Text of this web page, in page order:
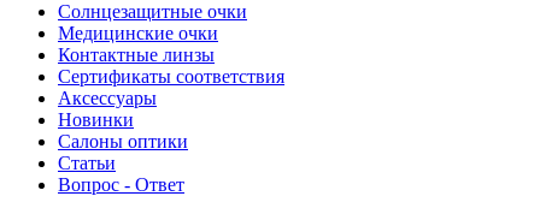
Солнцезащитные очки
Медицинские очки
Контактные линзы
Сертификаты соответствия
Аксессуары
Новинки
Салоны оптики
Статьи
Вопрос - Ответ